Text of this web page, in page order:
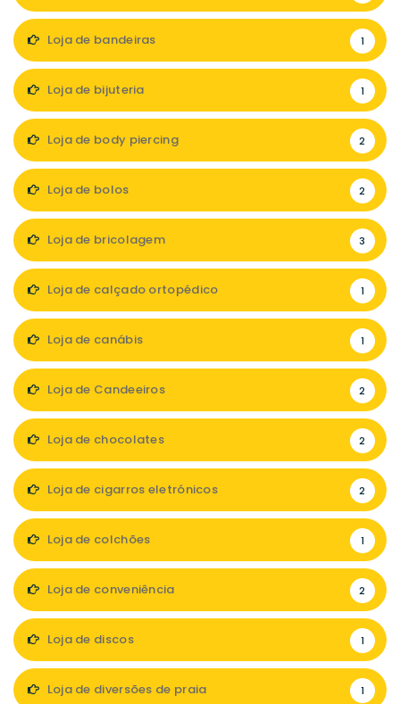
Loja de bandeiras 1
Loja de bijuteria 1
Loja de body piercing 2
Loja de bolos 2
Loja de bricolagem 3
Loja de calçado ortopédico 1
Loja de canábis 1
Loja de Candeeiros 2
Loja de chocolates 2
Loja de cigarros eletrónicos 2
Loja de colchões 1
Loja de conveniência 2
Loja de discos 1
Loja de diversões de praia 1